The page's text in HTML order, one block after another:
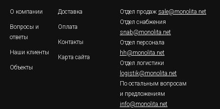
О компании
Вопросы и
ответы
Наши клиенты
Объекты
Доставка
Оплата
Контакты
Карта сайта
Отдел продаж sale@monolita.net
Отдел снабжения
snab@monolita.net
Отдел персонала
hh@monolita.net
Отдел логистики
logistik@monolita.net
По остальным вопросам
и предложениям
info@monolita.net